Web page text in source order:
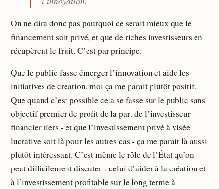
On ne dira donc pas pourquoi ce serait mieux que le
financement soit privé, et que de riches investisseurs en
récupèrent le fruit. C’est par principe.
Que le public fasse émerger l’innovation et aide les
initiatives de création, moi ça me parait plutôt positif.
Que quand c’est possible cela se fasse sur le public sans
objectif premier de profit de la part de l’investisseur
financier tiers - et que l’investissement privé à visée
lucrative soit là pour les autres cas - ça me parait là aussi
plutôt intéressant. C’est même le rôle de l’État qu’on
peut difficilement discuter : celui d’aider à la création et
à l’investissement profitable sur le long terme à